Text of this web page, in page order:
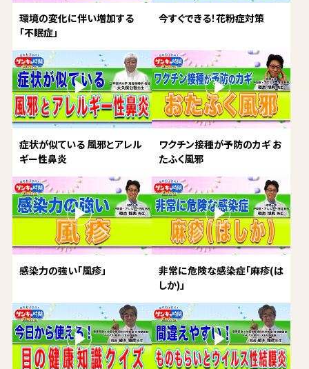
環境の変化に伴い増加する
「不眠症」
今すぐできる！花粉症対策
症状が似ている 風邪とアレル
ギー性鼻炎
ワクチン接種が予防のカギ お
たふく風邪
感染力の強い「風疹」
非常に危険な感染症「麻疹(は
しか)」